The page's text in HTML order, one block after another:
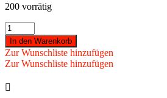
200 vorrätig
Winmau
-
Plasma
+
Surround
Bundle
black
In den Warenkorb
Zur Wunschliste hinzufügen
Zur Wunschliste hinzufügen
